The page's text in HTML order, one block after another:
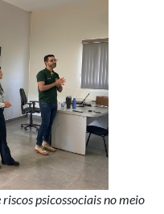
psicossociais no meio